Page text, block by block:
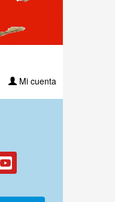
Mi cuenta